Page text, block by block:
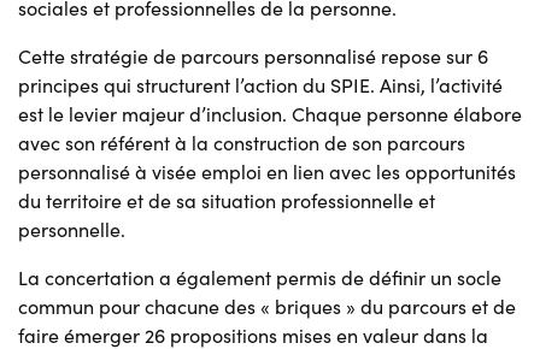
sociales et professionnelles de la personne.
Cette stratégie de parcours personnalisé repose sur 6
principes qui structurent l’action du SPIE. Ainsi, l’activité
est le levier majeur d’inclusion. Chaque personne élabore
avec son référent à la construction de son parcours
personnalisé à visée emploi en lien avec les opportunités
du territoire et de sa situation professionnelle et
personnelle.
La concertation a également permis de définir un socle
commun pour chacune des « briques » du parcours et de
faire émerger 26 propositions mises en valeur dans la